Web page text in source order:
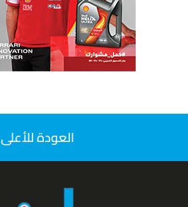
العودة للأعلى